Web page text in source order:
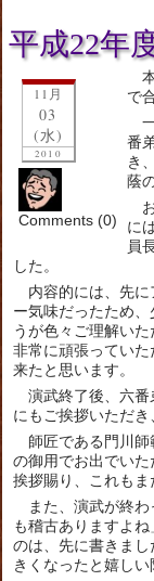
平成22年
11月
03
(水)
2010
Comments (0)
で
番
き
蔭
に
員
した。
内容的には、先
ー気味だったため
うが色々ご理解い
非常に頑張ってい
来たと思います。
演武終了後、六
にもご挨拶いただき
師匠である門川
の御用でお出でい
挨拶賜り、これもま
また、演武が終
も稽古ありますよ
のは、先に書きま
きくなったと嬉しい